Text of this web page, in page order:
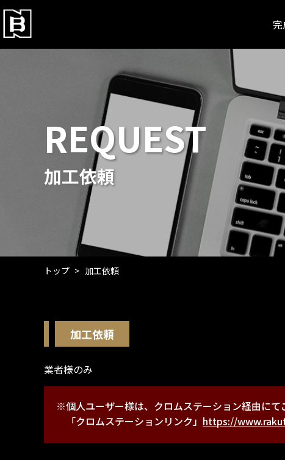
REQUEST
加工依頼
トップ 加工依頼
加工依頼
業者様のみ
※個人ユーザー様は、クロムステーション経由にて
「クロムステーションリンク」 https://